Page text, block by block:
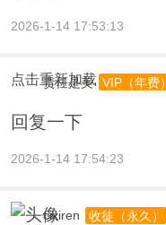
2026-1-14 17:53:13
点击重新加载
责任是美 VIP（年费）
回复一下
2026-1-14 17:54:23
cixiren 收徒（永久）